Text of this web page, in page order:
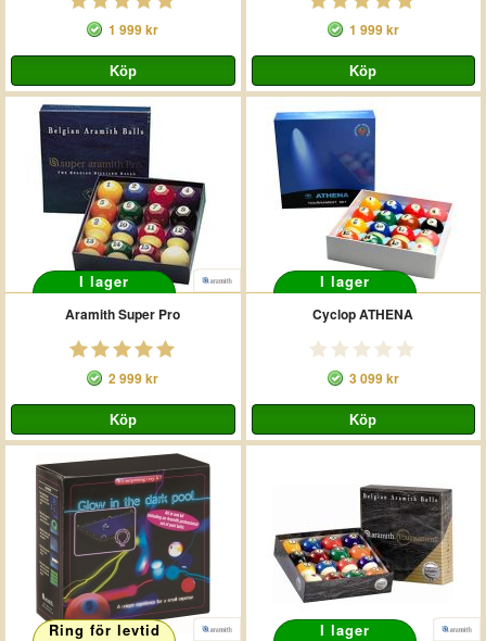
1 999 kr 1 999 kr
I lager
Aramith Super Pro
2 999 kr
I lager
Cyclop ATHENA
3 099 kr
Ring för levtid I lager